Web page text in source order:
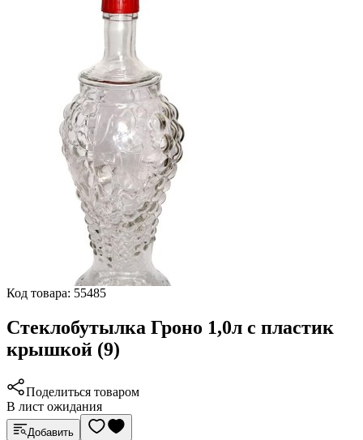
Код товара: 55485
Стеклобутылка Гроно 1,0л с пластик
крышкой (9)
Поделиться товаром
В лист ожидания
Добавить